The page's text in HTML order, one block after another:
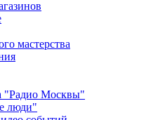
мастерства
Москвы"
люди"